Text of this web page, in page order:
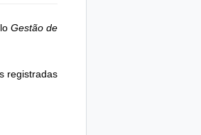
Gestão de
registradas